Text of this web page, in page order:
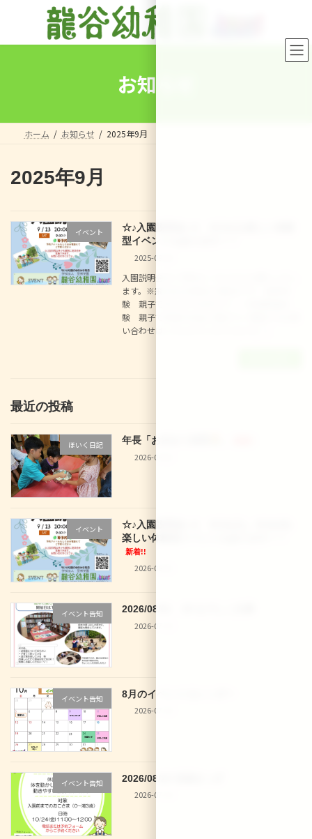
ン
ー
お知らせ
ホーム お知らせ 2025年9月
2025年9月
イベント
☆♪入園説明会♪☆ 9/13(土)楽しい体験
型イベントもあります！！
2025-09-06
入園説明会のご予約は こちらからお願いいたし
ます。※飛び込み参加も大歓迎です！ 食育体
験 親子でおにぎりを作ろう！！体操教室体
験 親子で体操の先生と遊ぼう☆ 電話でのお問
い合わせはこちらから☆075-312-9 […]
最近の投稿
ほいく日記 年長「お泊まり保育
2026-08-02
イベント
☆♪入園説明会♪☆ 9/12(土)、9/16(水)
楽しい体験型イベントもあります！！
新着!!
2026-08-02
イベント告知
2026/08/01 29 なでしこ文庫
2026-07-30
イベント告知
8月のイベントカレンダー
2026-07-30
イベント告知
2026/08/28 体操きっず
2026-07-30